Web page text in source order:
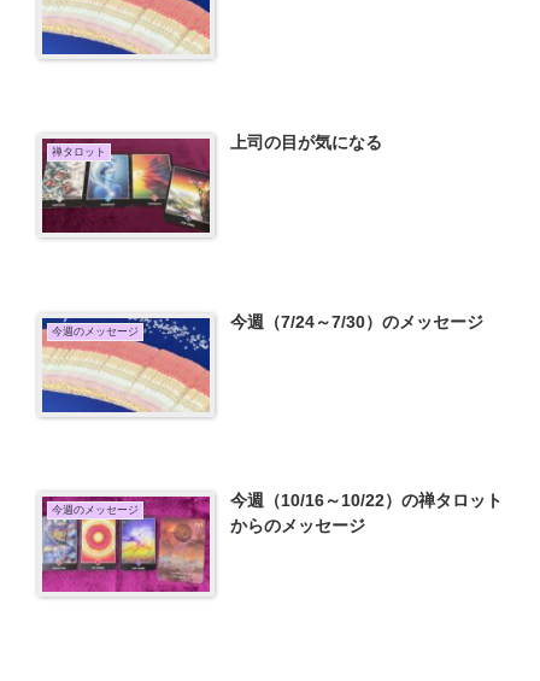
禅タロット 上司の目が気になる
今週のメッセージ 今週（7/24～7/30）のメッセージ
今週のメッセージ
今週（10/16～10/22）の禅タロット
からのメッセージ